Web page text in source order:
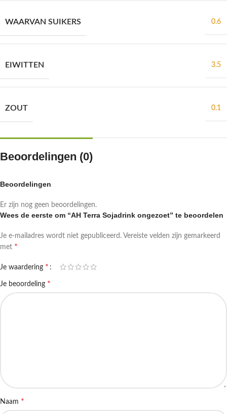
WAARVAN SUIKERS 0.6
EIWITTEN 3.5
ZOUT 0.1
Beoordelingen (0)
Beoordelingen
Er zijn nog geen beoordelingen.
Wees de eerste om “AH Terra Sojadrink ongezoet” te beoordelen
Je e-mailadres wordt niet gepubliceerd. Vereiste velden zijn gemarkeerd
met *
Je waardering *
Je beoordeling *
Naam *